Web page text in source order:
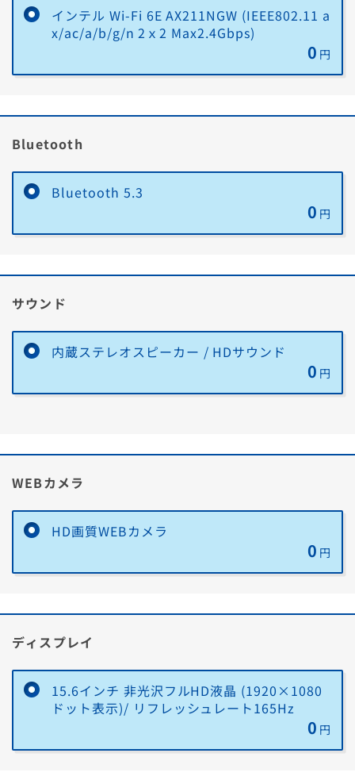
インテル Wi-Fi 6E AX211NGW (IEEE802.11 a
x/ac/a/b/g/n 2ｘ2 Max2.4Gbps)
0 円
Bluetooth
Bluetooth 5.3
0 円
サウンド
内蔵ステレオスピーカー / HDサウンド
0 円
WEBカメラ
HD画質WEBカメラ
0 円
ディスプレイ
15.6インチ 非光沢フルHD液晶 (1920×1080
ドット表示)/ リフレッシュレート165Hz
0 円